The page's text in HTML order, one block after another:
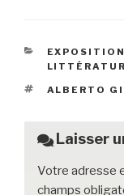
e
b
o
k
er
ALBERTO
Laisser
Votre adresse
champs